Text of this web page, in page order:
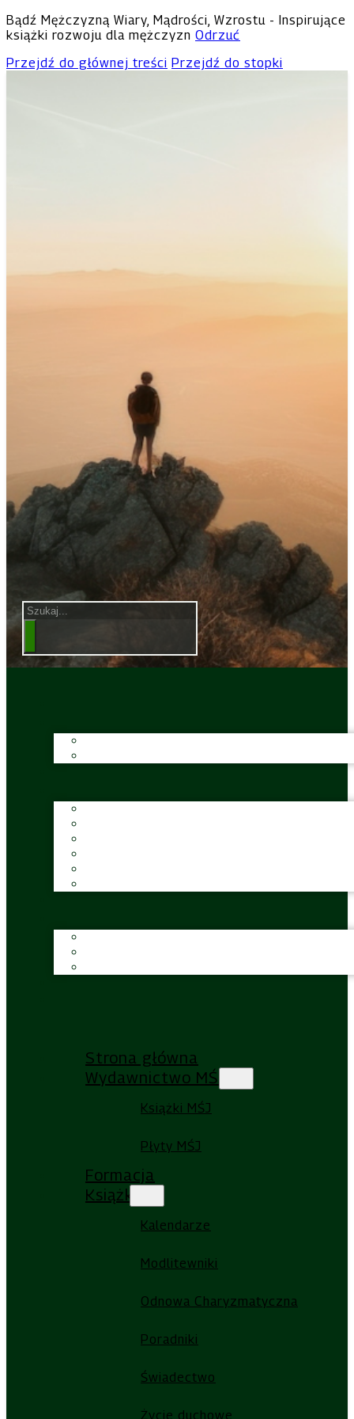
Bądź Mężczyzną Wiary, Mądrości, Wzrostu - Inspirujące
książki rozwoju dla mężczyzn Odrzuć
Przejdź do głównej treści Przejdź do stopki
Szukaj
Strona główna
Wydawnictwo MŚJ
Książki MŚJ
Płyty MŚJ
Formacja
Książki
Kalendarze
Modlitewniki
Odnowa Charyzmatyczna
Poradniki
Świadectwo
Życie duchowe